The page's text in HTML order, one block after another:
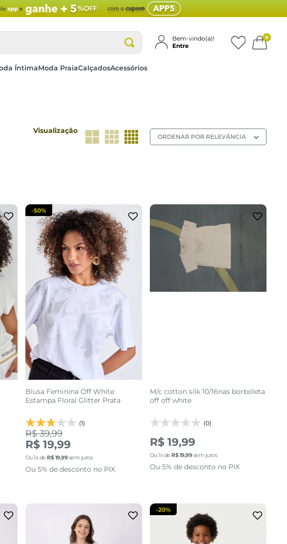
Bem-vindo(a)!
Entre
0
ÍntimaModa PraiaCalçadosAcessórios
Visualização
ORDENAR POR RELEVÂNCIA
G
adicionar a sacola
Blusa Feminina Off White
Estampa Floral Glitter Prata
(1)
-50%
R$ 39,99
R$ 19,99
Ou1x de R$ 19,99sem juros
Ou 5% de desconto no PIX
16 12
adicionar a sacola
M/c cotton silk 10/16nas borboleta
off off white
(0)
R$ 19,99
Ou1x de R$19,99sem juros
Ou 5% de desconto no PIX
-20%